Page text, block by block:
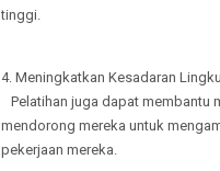
tinggi.
4. Meningkatkan Kesadaran
Pelatihan juga dapat membantu
mendorong mereka untuk
pekerjaan mereka.